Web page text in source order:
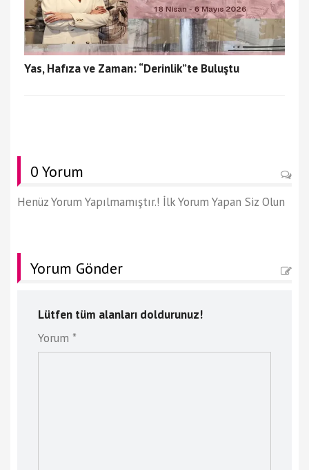
Yas, Hafıza ve Zaman: “Derinlik”te Buluştu
0 Yorum
Henüz Yorum Yapılmamıştır.! İlk Yorum Yapan Siz Olun
Yorum Gönder
Lütfen tüm alanları doldurunuz!
Yorum *